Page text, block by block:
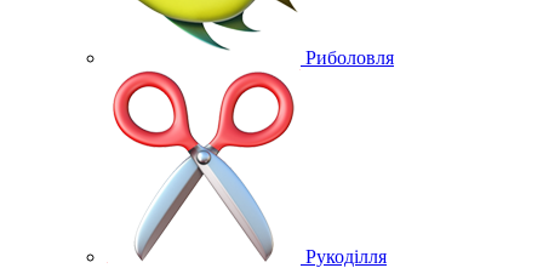
Риболовля
Рукоділля